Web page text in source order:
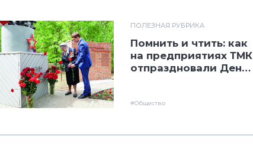
ПОЛЕЗНАЯ РУБРИКА
Помнить и чтить: как
на предприятиях ТМК
отпраздновали День
#Общество